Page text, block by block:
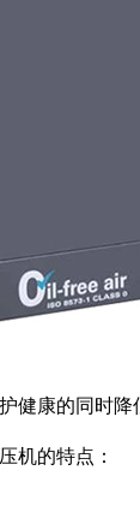
健康的同时
机的特点：